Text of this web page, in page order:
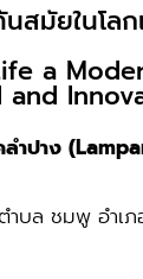
สมัยในโลก
a
and
ลำปาง
บล ชมพู อำเภ